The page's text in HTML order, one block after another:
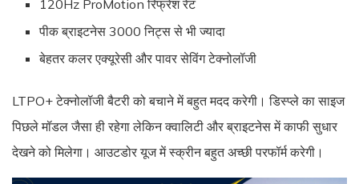
120Hz ProMotion रिफ्रेश रेट
पीक ब्राइटनेस 3000 निट्स से भी ज्यादा
बेहतर कलर एक्यूरेसी और पावर सेविंग टेक्नोलॉजी
LTPO+ टेक्नोलॉजी बैटरी को बचाने में बहुत मदद करेगी। डिस्प्ले का साइज
पिछले मॉडल जैसा ही रहेगा लेकिन क्वालिटी और ब्राइटनेस में काफी सुधार
देखने को मिलेगा। आउटडोर यूज में स्क्रीन बहुत अच्छी परफॉर्म करेगी।